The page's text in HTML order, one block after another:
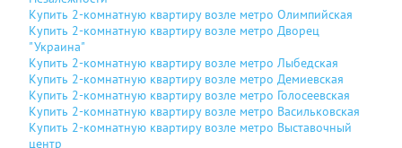
Купить 2-комнатную квартиру возле метро Олимпийская
Купить 2-комнатную квартиру возле метро Дворец
"Украина"
Купить 2-комнатную квартиру возле метро Лыбедская
Купить 2-комнатную квартиру возле метро Демиевская
Купить 2-комнатную квартиру возле метро Голосеевская
Купить 2-комнатную квартиру возле метро Васильковская
Купить 2-комнатную квартиру возле метро Выставочный
центр